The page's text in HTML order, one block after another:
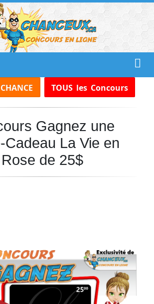
TOUS les Concours
Gagnez une
Cadeau La Vie en
Rose de 25$